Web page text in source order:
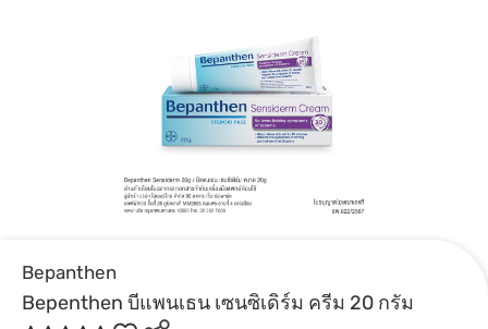
Bepanthen
Bepenthen บีแพนเธน เซนซิเดิร์ม ครีม 20 กรัม